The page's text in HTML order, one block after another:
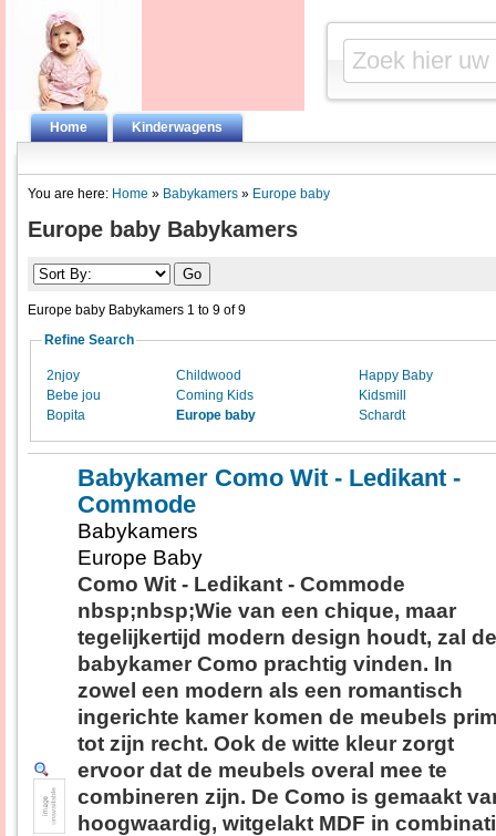
Home Kinderwagens
You are here: Home » Babykamers » Europe baby
Europe baby Babykamers
Europe baby Babykamers 1 to 9 of 9
Refine Search
2njoy
Bebe jou
Bopita
Childwood
Coming Kids
Europe baby
Happy Baby
Kidsmill
Schardt
Babykamer Como Wit - Ledikant -
Commode
Babykamers
Europe Baby
Como Wit - Ledikant - Commode
nbsp;nbsp;Wie van een chique, maar
tegelijkertijd modern design houdt, zal de
babykamer Como prachtig vinden. In
zowel een modern als een romantisch
ingerichte kamer komen de meubels
tot zijn recht. Ook de witte kleur zorgt
ervoor dat de meubels overal mee te
combineren zijn. De Como is gemaakt
hoogwaardig, witgelakt MDF in